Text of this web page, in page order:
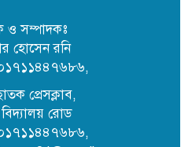
অবৈধ বালু উত্তোলনে ব্যবহৃত
ড্রেজার জব্দ, আটক ২
ও সম্পাদকঃ
হোসেন রনি
প্রেসক্লাব,
রোড